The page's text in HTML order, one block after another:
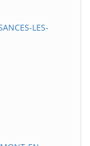
LES-